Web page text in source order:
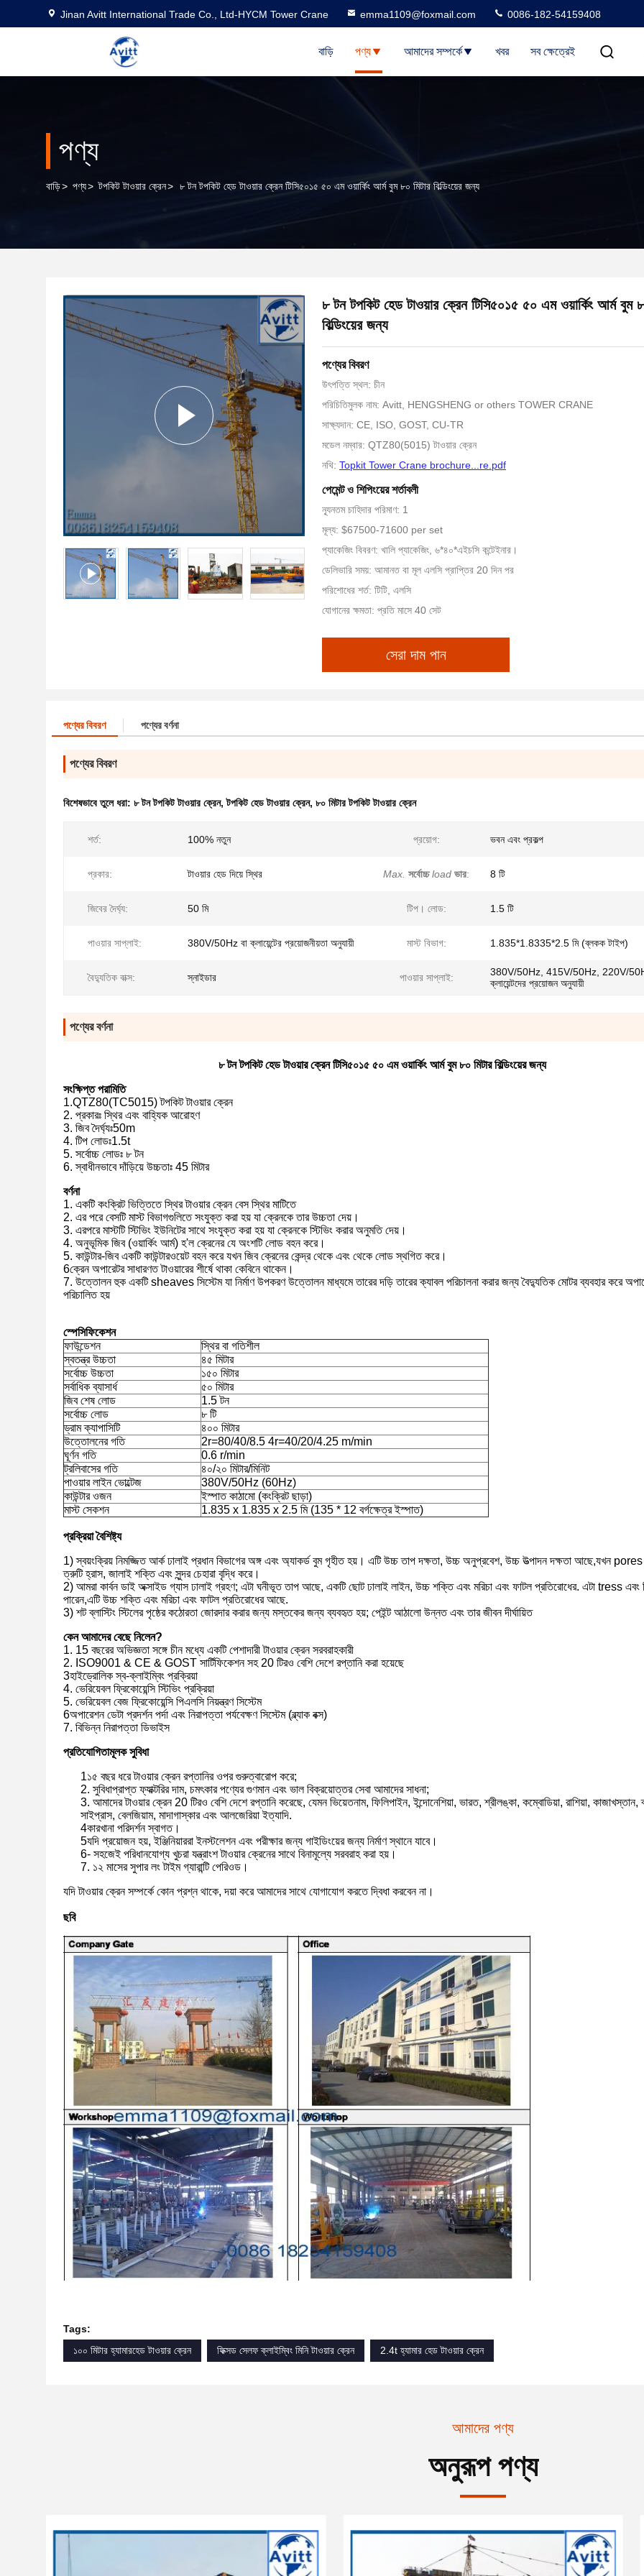
Jinan Avitt International Trade Co., Ltd-HYCM Tower Crane emma1109@foxmail.com 0086-182-54159408
বাড়ি পণ্য আমাদের সম্পর্কে খবর সব ক্ষেত্রেই
পণ্য
বাড়ি> পণ্য> টপকিট টাওয়ার ক্রেন> ৮ টন টপকিট হেড টাওয়ার ক্রেন টিসি৫০১৫ ৫০ এম ওয়ার্কিং আর্ম বুম ৮০ মিটার বিল্ডিংয়ের জন্য
৮ টন টপকিট হেড টাওয়ার ক্রেন টিসি৫০১৫ ৫০ এম ওয়ার্কিং আর্ম বুম
বিল্ডিংয়ের জন্য
পণ্যের বিবরণ
উৎপত্তি স্থল: চীন
পরিচিতিমুলক নাম: Avitt, HENGSHENG or others TOWER CRANE
সাক্ষ্যদান: CE, ISO, GOST, CU-TR
মডেল নম্বার: QTZ80(5015) টাওয়ার ক্রেন
নথি: Topkit Tower Crane brochure...re.pdf
পেমেন্ট ও শিপিংয়ের শর্তাবলী
ন্যূনতম চাহিদার পরিমাণ: 1
মূল্য: $67500-71600 per set
প্যাকেজিং বিবরণ: খালি প্যাকেজিং, ৬*৪০*এইচসি কন্টেইনার।
ডেলিভারি সময়: আমানত বা মূল এলসি প্রাপ্তির 20 দিন পর
পরিশোধের শর্ত: টিটি, এলসি
যোগানের ক্ষমতা: প্রতি মাসে 40 সেট
সেরা দাম পান
পণ্যের বিবরণ পণ্যের বর্ণনা
পণ্যের বিবরণ
বিশেষভাবে তুলে ধরা: ৮ টন টপকিট টাওয়ার ক্রেন,টপকিট হেড টাওয়ার ক্রেন, ৮০ মিটার টপকিট টাওয়ার ক্রেন
শর্ত: 100% নতুন প্রয়োগ: ভবন এবং প্রকল্প
প্রকার: টাওয়ার হেড দিয়ে স্থির Max. সর্বোচ্চ load ভার: 8 টি
জিবের দৈর্ঘ্য: 50 মি টিপ। লোড: 1.5 টি
পাওয়ার সাপ্লাই: 380V/50Hz বা ক্লায়েন্টের প্রয়োজনীয়তা অনুযায়ী মাস্ট বিভাগ: 1.835*1.8335*2.5 মি (ব্লকক টাইপ)
বৈদ্যুতিক বাক্স: স্নাইডার পাওয়ার সাপ্লাই:
380V/50Hz, 415V/50Hz, 220V/
ক্লায়েন্টদের প্রয়োজন অনুযায়ী
পণ্যের বর্ণনা
৮ টন টপকিট হেড টাওয়ার ক্রেন টিসি৫০১৫ ৫০ এম ওয়ার্কিং আর্ম বুম ৮০ মিটার বিল্ডিংয়ের জন্য
সংক্ষিপ্ত পরামিতি
1.QTZ80(TC5015) টপকিট টাওয়ার ক্রেন
2. প্রকারঃ স্থির এবং বাহ্যিক আরোহণ
3. জিব দৈর্ঘ্যঃ50m
4. টিপ লোডঃ1.5t
5. সর্বোচ্চ লোডঃ ৮ টন
6. স্বাধীনভাবে দাঁড়িয়ে উচ্চতাঃ 45 মিটার
বর্ণনা
1. একটি কংক্রিট ভিত্তিতে স্থির টাওয়ার ক্রেন বেস স্থির মাটিতে
2. এর পরে বেসটি মাস্ট বিভাগগুলিতে সংযুক্ত করা হয় যা ক্রেনকে তার উচ্চতা দেয়।
3. এরপরে মাস্টটি স্টিভিং ইউনিটের সাথে সংযুক্ত করা হয় যা ক্রেনকে স্টিভিং করার অনুমতি দেয়।
4. অনুভূমিক জিব (ওয়ার্কিং আর্ম) হ'ল ক্রেনের যে অংশটি লোড বহন করে।
5. কাউন্টার-জিব একটি কাউন্টারওয়েট বহন করে যখন জিব ক্রেনের কেন্দ্র থেকে এবং থেকে লোড স্থগিত করে।
6ক্রেন অপারেটর সাধারণত টাওয়ারের শীর্ষে থাকা কেবিনে থাকেন।
7. উত্তোলন হুক একটি sheaves সিস্টেম যা নির্মাণ উপকরণ উত্তোলন মাধ্যমে তারের দড়ি তারের ক্যাবল পরিচালনা করার জন্য বৈদ্যুতিক মোটর ব্যবহার করে
পরিচালিত হয়
স্পেসিফিকেশন
ফাউন্ডেশন
স্থির বা গতিশীল
স্বতন্ত্র উচ্চতা
৪৫ মিটার
সর্বোচ্চ উচ্চতা
১৫০ মিটার
সর্বাধিক ব্যাসার্ধ
৫০ মিটার
জিব শেষ লোড
1.5 টন
সর্বোচ্চ লোড
৮ টি
ড্রাম ক্যাপাসিটি
৪০০ মিটার
উত্তোলনের গতি
2r=80/40/8.5 4r=40/20/4.25 m/min
ঘূর্ণন গতি
0.6 r/min
ট্রলিবাসের গতি
৪০/২০ মিটার/মিনিট
পাওয়ার লাইন ভোল্টেজ
380V/50Hz (60Hz)
কাউন্টার ওজন
ইস্পাত কাঠামো (কংক্রিট ছাড়া)
মাস্ট সেকশন
1.835 x 1.835 x 2.5 মি (135 * 12 বর্গক্ষেত্র ইস্পাত)
প্রক্রিয়া বৈশিষ্ট্য
1) স্বয়ংক্রিয় নিমজ্জিত আর্ক ঢালাই প্রধান বিভাগের অঙ্গ এবং অ্যাকর্ড বুম গৃহীত হয়। এটি উচ্চ তাপ দক্ষতা, উচ্চ অনুপ্রবেশ, উচ্চ উত্পাদন দক্ষতা আছে,যখন
ত্রুটি হ্রাস, জালাই শক্তি এবং সুন্দর চেহারা বৃদ্ধি করে।
2) আমরা কার্বন ডাই অক্সাইড গ্যাস ঢালাই গ্রহণ; এটা ঘনীভূত তাপ আছে, একটি ছোট ঢালাই লাইন, উচ্চ শক্তি এবং মরিচা এবং ফাটল প্রতিরোধের. এটা tress এবং
পারেন,এটি উচ্চ শক্তি এবং মরিচা এবং ফাটল প্রতিরোধের আছে.
3) শট ব্লাস্টিং স্টিলের পৃষ্ঠের কঠোরতা জোরদার করার জন্য মস্তকের জন্য ব্যবহৃত হয়; পেইন্ট আঠালো উন্নত এবং তার জীবন দীর্ঘায়িত
কেন আমাদের বেছে নিলেন?
1. 15 বছরের অভিজ্ঞতা সঙ্গে চীন মধ্যে একটি পেশাদারী টাওয়ার ক্রেন সরবরাহকারী
2. ISO9001 & CE & GOST সার্টিফিকেশন সহ 20 টিরও বেশি দেশে রপ্তানি করা হয়েছে
3হাইড্রোলিক স্ব-ক্লাইম্বিং প্রক্রিয়া
4. ভেরিয়েবল ফ্রিকোয়েন্সি স্টিভিং প্রক্রিয়া
5. ভেরিয়েবল বেজ ফ্রিকোয়েন্সি পিএলসি নিয়ন্ত্রণ সিস্টেম
6অপারেশন ডেটা প্রদর্শন পর্দা এবং নিরাপত্তা পর্যবেক্ষণ সিস্টেম (ব্ল্যাক বক্স)
7. বিভিন্ন নিরাপত্তা ডিভাইস
প্রতিযোগিতামূলক সুবিধা
1১৫ বছর ধরে টাওয়ার ক্রেন রপ্তানির ওপর গুরুত্বারোপ করে;
2. সুবিধাপ্রাপ্ত ফ্যাক্টরির দাম, চমৎকার পণ্যের গুণমান এবং ভাল বিক্রয়োত্তর সেবা আমাদের সাধনা;
3. আমাদের টাওয়ার ক্রেন 20 টিরও বেশি দেশে রপ্তানি করেছে, যেমন ভিয়েতনাম, ফিলিপাইন, ইন্দোনেশিয়া, ভারত, শ্রীলঙ্কা, কম্বোডিয়া, রাশিয়া, কাজাখস্তান,
সাইপ্রাস, বেলজিয়াম, মাদাগাস্কার এবং আলজেরিয়া ইত্যাদি.
4কারখানা পরিদর্শন স্বাগত।
5যদি প্রয়োজন হয়, ইঞ্জিনিয়াররা ইনস্টলেশন এবং পরীক্ষার জন্য গাইডিংয়ের জন্য নির্মাণ স্থানে যাবে।
6- সহজেই পরিধানযোগ্য খুচরা যন্ত্রাংশ টাওয়ার ক্রেনের সাথে বিনামূল্যে সরবরাহ করা হয়।
7. ১২ মাসের সুপার লং টাইম গ্যারান্টি পেরিওড।
যদি টাওয়ার ক্রেন সম্পর্কে কোন প্রশ্ন থাকে, দয়া করে আমাদের সাথে যোগাযোগ করতে দ্বিধা করবেন না।
ছবি
Tags:
১০০ মিটার হ্যামারহেড টাওয়ার ক্রেন
ফিক্সড সেলফ ক্লাইম্বিং মিনি টাওয়ার ক্রেন 2.4t হ্যামার হেড টাওয়ার ক্রেন
আমাদের পণ্য
অনুরূপ পণ্য